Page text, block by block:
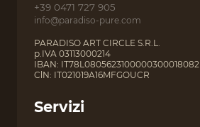
+39 0471 727 905
info@paradiso-pure.com
PARADISO ART CIRCLE S.R.L.
p.IVA 03113000214
IBAN: IT78L0805623100000300018082
ClN: IT021019A16MFGOUCR
Servizi